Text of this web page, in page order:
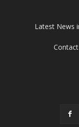
Latest News